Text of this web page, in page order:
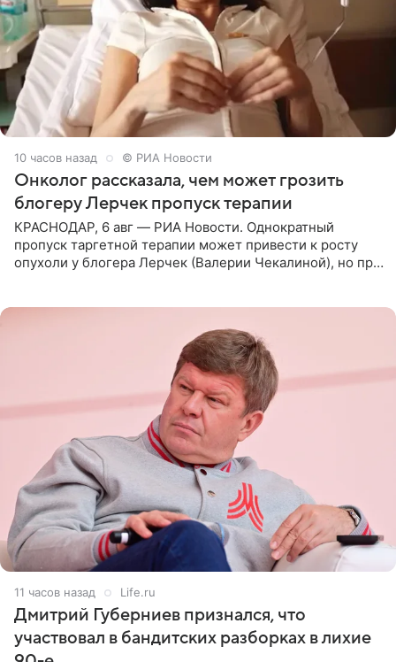
10 часов назад © РИА Новости
Онколог рассказала, чем может грозить
блогеру Лерчек пропуск терапии
КРАСНОДАР, 6 авг — РИА Новости. Однократный
пропуск таргетной терапии может привести к росту
опухоли у блогера Лерчек (Валерии Чекалиной), но при
11 часов назад Life.ru
Дмитрий Губерниев признался, что
участвовал в бандитских разборках в лихие